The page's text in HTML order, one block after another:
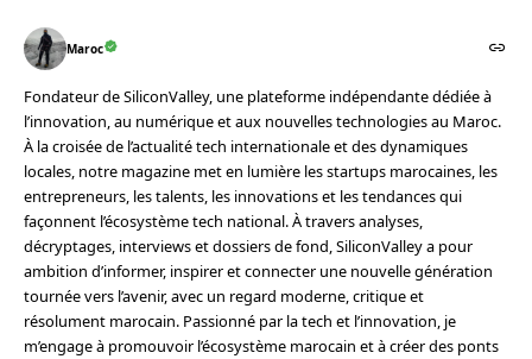
Maroc
Fondateur de SiliconValley, une plateforme indépendante dédiée à
l’innovation, au numérique et aux nouvelles technologies au Maroc.
À la croisée de l’actualité tech internationale et des dynamiques
locales, notre magazine met en lumière les startups marocaines, les
entrepreneurs, les talents, les innovations et les tendances qui
façonnent l’écosystème tech national. À travers analyses,
décryptages, interviews et dossiers de fond, SiliconValley a pour
ambition d’informer, inspirer et connecter une nouvelle génération
tournée vers l’avenir, avec un regard moderne, critique et
résolument marocain. Passionné par la tech et l’innovation, je
m’engage à promouvoir l’écosystème marocain et à créer des ponts